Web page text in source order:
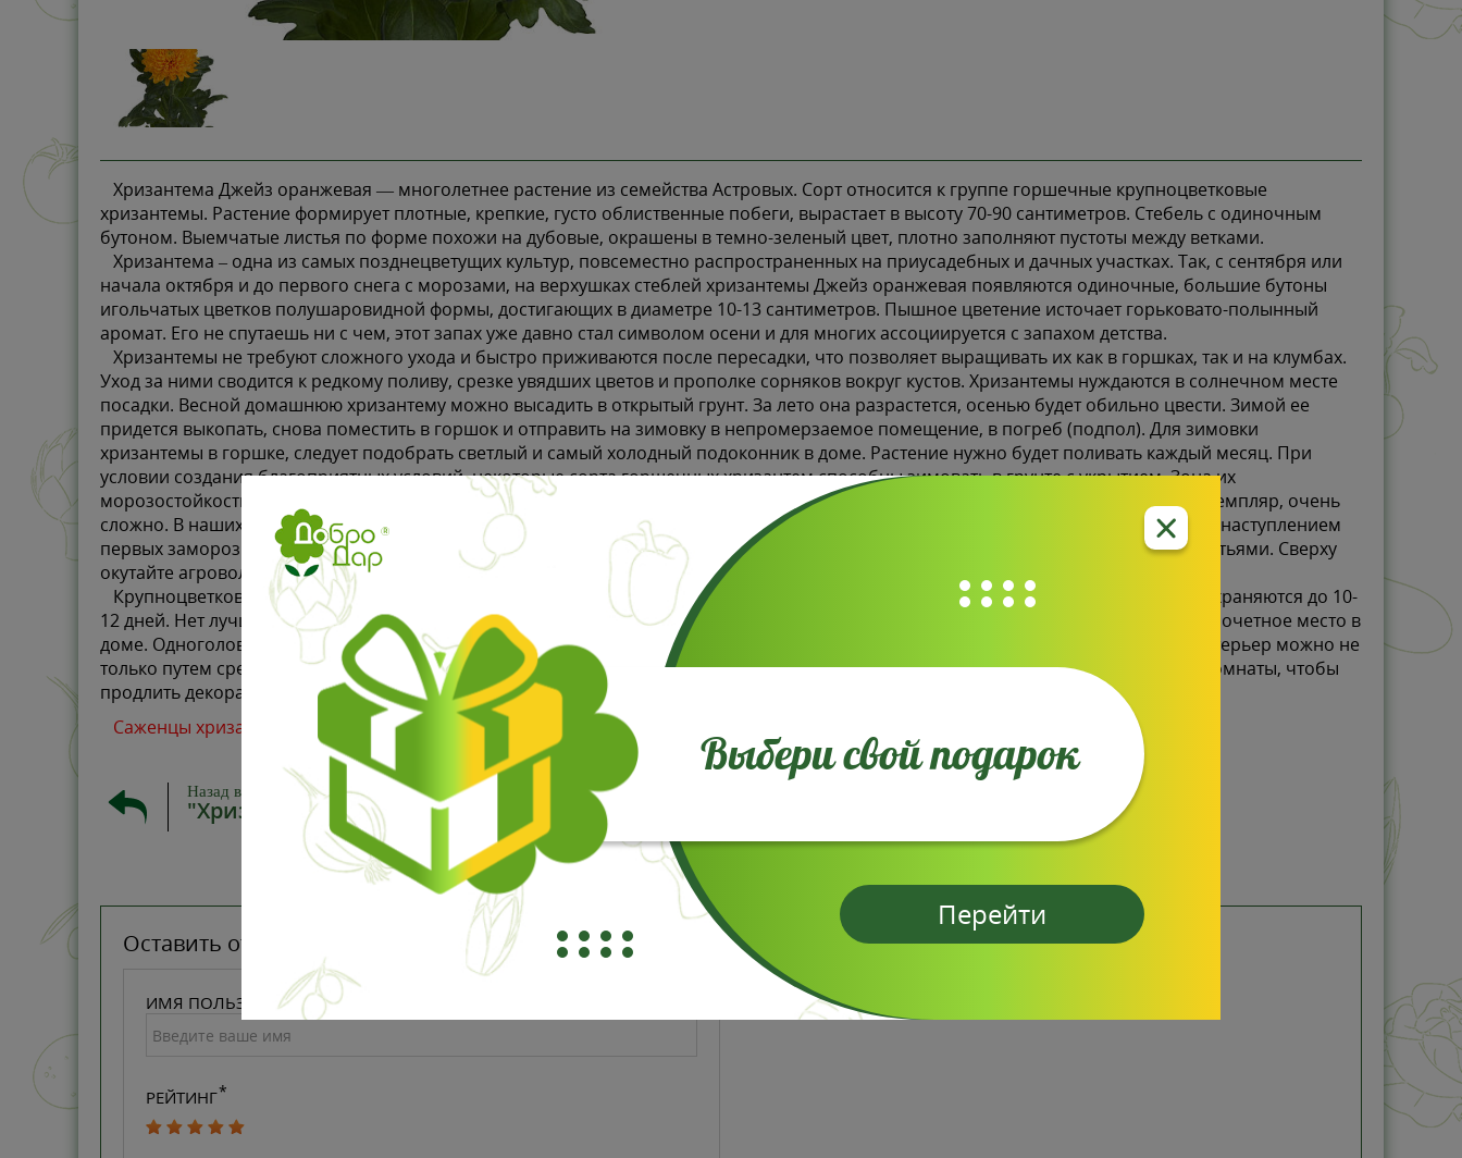
Хризантема Джейз оранжевая — многолетнее растение из семейства Астровых. Сорт относится к группе горшечные крупноцветковые
хризантемы. Растение формирует плотные, крепкие, густо облиственные побеги, вырастает в высоту 70-90 сантиметров. Стебель с одиночным
бутоном. Выемчатые листья по форме похожи на дубовые, окрашены в темно-зеленый цвет, плотно заполняют пустоты между ветками.
Хризантема – одна из самых позднецветущих культур, повсеместно распространенных на приусадебных и дачных участках. Так, с сентября или
начала октября и до первого снега с морозами, на верхушках стеблей хризантемы Джейз оранжевая появляются одиночные, большие бутоны
игольчатых цветков полушаровидной формы, достигающих в диаметре 10-13 сантиметров. Пышное цветение источает горьковато-полынный
аромат. Его не спутаешь ни с чем, этот запах уже давно стал символом осени и для многих ассоциируется с запахом детства.
Хризантемы не требуют сложного ухода и быстро приживаются после пересадки, что позволяет выращивать их как в горшках, так и на клумбах.
Уход за ними сводится к редкому поливу, срезке увядших цветов и прополке сорняков вокруг кустов. Хризантемы нуждаются в солнечном месте
посадки. Весной домашнюю хризантему можно высадить в открытый грунт. За лето она разрастется, осенью будет обильно цвести. Зимой ее
придется выкопать, снова поместить в горшок и отправить на зимовку в непромерзаемое помещение, в погреб (подпол). Для зимовки
хризантемы в горшке, следует подобрать светлый и самый холодный подоконник в доме. Растение нужно будет поливать каждый месяц. При
условии создания благоприятных условий, некоторые сорта горшечных хризантем способны зимовать в грунте с укрытием. Зона их
морозостойкости USDA: 5a (предел холодостойкости от -26,1°С до -28,9°С). Другое дело, что угадать, перезимует ли конкретный экземпляр, очень
сложно. В наших широтах хризантемы обычно выращивают в качестве однолетнего растения. Если вы все же решите рискнуть – с наступлением
первых заморозков, срежьте стебли хризантемы на высоту 10-15 сантиметров и засыпьте их сухой землей, торфом или сухими листьями. Сверху
окутайте агроволокном, пленкой или другим укрывным материалом.
Крупноцветковые хризантемы – это великолепные цветы с безграничными возможностями во флористике. Срезанные цветы сохраняются до 10-
12 дней. Нет лучшего способа насладиться своими усилиями, чем ваза из свежесрезанными стеблями хризантемы, занимающая почетное место в
доме. Одноголовые хризантемы на клумбе особенно хороши в окружении астр, эхинацеи, декоративных злаков. Украсить ими интерьер можно не
только путем срезки, но и переноса горшка с цветущей культурой в дом. Специалисты рекомендуют ставить в прохладной части комнаты, чтобы
продлить декоративный период.
Саженцы хризантемы Джейз оранжевая (Jayz orange) поставляются в горшках размера P7 (300 мл) 7х7х7,5 см
Назад в
"Хризантемы срезочные крупноцветковые"
Отзывы
Оставить отзыв
ИМЯ ПОЛЬЗОВАТЕЛЯ
РЕЙТИНГ
Выбери свой подарок
Перейти